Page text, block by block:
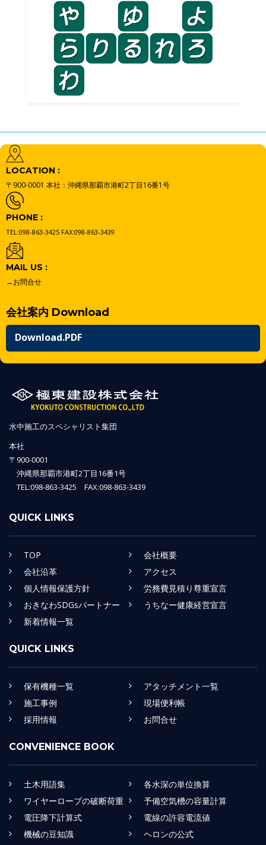
LOCATION :
〒900-0001 本社：沖縄県那覇市港町2丁目16番1号
PHONE :
TEL:098-863-3425 FAX:098-863-3439
MAIL US :
→お問合せ
会社案内 Download
Download.PDF
水中施工のスペシャリスト集団
本社
〒900-0001
沖縄県那覇市港町2丁目16番1号
TEL:098-863-3425 FAX:098-863-3439
QUICK LINKS
TOP
会社概要
会社沿革
アクセス
個人情報保護方針
労務費見積り尊重宣言
おきなわSDGsパートナー
うちなー健康経営宣言
新着情報一覧
QUICK LINKS
保有機種一覧
アタッチメント一覧
施工事例
現場便利帳
採用情報
お問合せ
CONVENIENCE BOOK
土木用語集
各水深の単位換算
ワイヤーロープの破断荷重
予備空気槽の容量計算
電圧降下計算式
電線の許容電流値
機械の豆知識
ヘロンの公式